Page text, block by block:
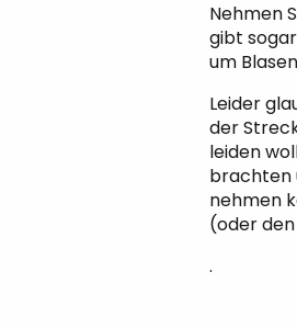
Nehmen
gibt
um
Leider
der
leiden
brachten
nehmen
(oder
.